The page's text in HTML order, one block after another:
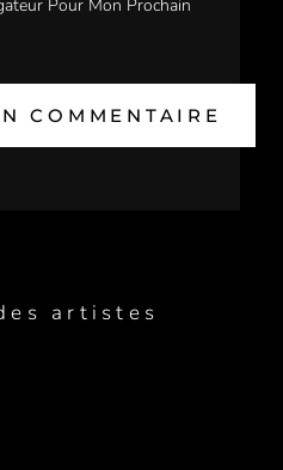
Pour Mon Prochain
artistes